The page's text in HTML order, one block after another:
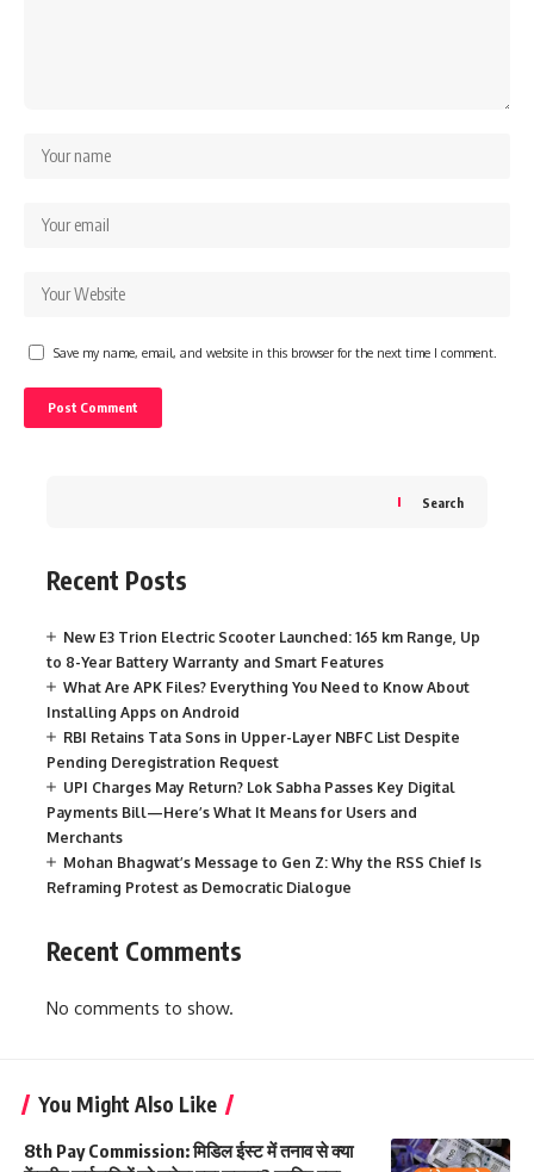
Save my name, email, and website in this browser for the next time I comment.
Search
Recent Posts
New E3 Trion Electric Scooter Launched: 165 km Range, Up
to 8-Year Battery Warranty and Smart Features
What Are APK Files? Everything You Need to Know About
Installing Apps on Android
RBI Retains Tata Sons in Upper-Layer NBFC List Despite
Pending Deregistration Request
UPI Charges May Return? Lok Sabha Passes Key Digital
Payments Bill—Here’s What It Means for Users and
Merchants
Mohan Bhagwat’s Message to Gen Z: Why the RSS Chief Is
Reframing Protest as Democratic Dialogue
Recent Comments
No comments to show.
You Might Also Like
8th Pay Commission: मिडिल ईस्ट में तनाव से क्या